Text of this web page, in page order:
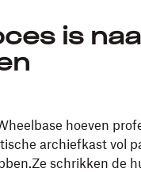
is
hoeven
archiefkast vol
schrikken de